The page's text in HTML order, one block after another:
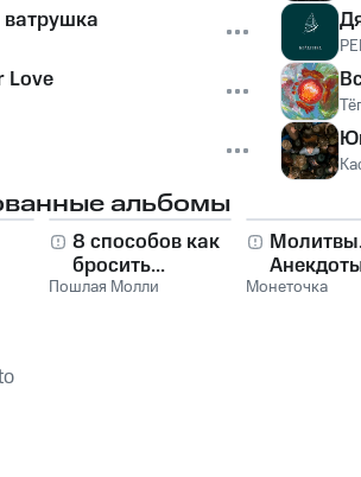
Love
альбомы
8 способов как
бросить...
Пошлая Молли Монеточка